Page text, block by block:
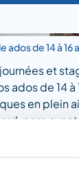
de 14 à 16
et
ados de 14 à
en plein
parc
tir à l’arc,